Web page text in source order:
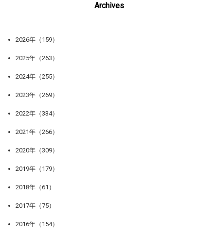
Archives
2026年（159）
2025年（263）
2024年（255）
2023年（269）
2022年（334）
2021年（266）
2020年（309）
2019年（179）
2018年（61）
2017年（75）
2016年（154）